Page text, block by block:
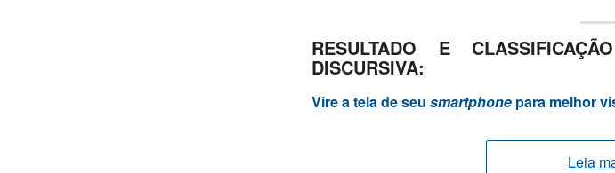
RESULTADO E
DISCURSIVA:
Vire a tela de seu smartphone para melhor
Leia